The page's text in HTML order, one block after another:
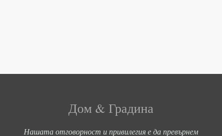
Дом & Градина
Нашата отговорност и привилегия е да превърнем